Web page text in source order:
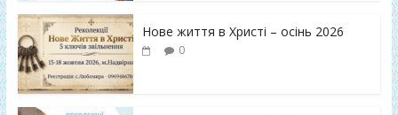
Нове життя в Христі – осінь 2026
0